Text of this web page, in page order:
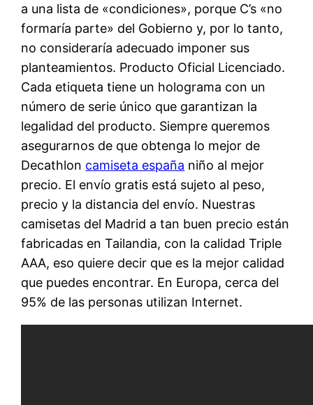
a una lista de «condiciones», porque C’s «no
formaría parte» del Gobierno y, por lo tanto,
no consideraría adecuado imponer sus
planteamientos. Producto Oficial Licenciado.
Cada etiqueta tiene un holograma con un
número de serie único que garantizan la
legalidad del producto. Siempre queremos
asegurarnos de que obtenga lo mejor de
Decathlon camiseta españa niño al mejor
precio. El envío gratis está sujeto al peso,
precio y la distancia del envío. Nuestras
camisetas del Madrid a tan buen precio están
fabricadas en Tailandia, con la calidad Triple
AAA, eso quiere decir que es la mejor calidad
que puedes encontrar. En Europa, cerca del
95% de las personas utilizan Internet.